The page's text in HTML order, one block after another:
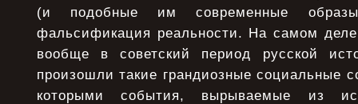
(и подобные им современные
фальсификация реальности. На самом
вообще в советский период русской
произошли такие грандиозные социальные
которыми события, вырываемые из